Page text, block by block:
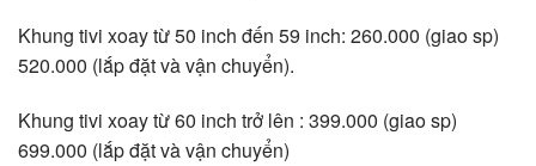
Khung tivi xoay từ 50 inch đến 59 inch: 260.000 (giao sp)
520.000 (lắp đặt và vận chuyển).
Khung tivi xoay từ 60 inch trở lên : 399.000 (giao sp)
699.000 (lắp đặt và vận chuyển)